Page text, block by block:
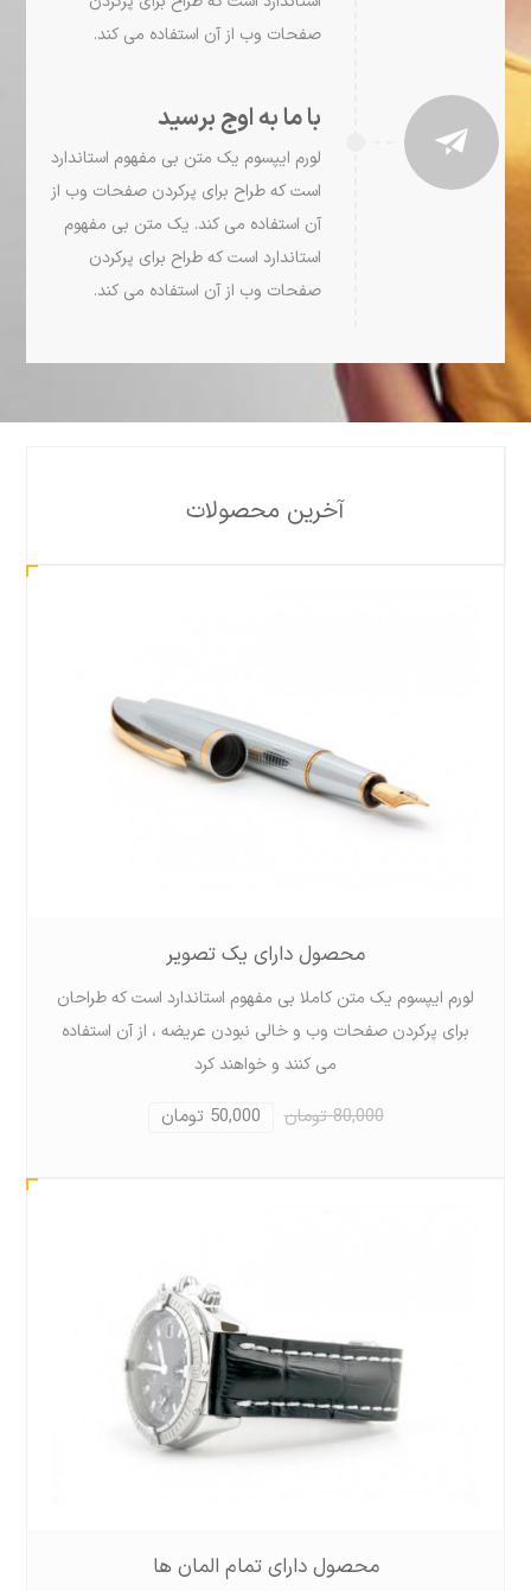
صفحات وب از آن استفاده می کند.
با ما به اوج برسید
لورم ايپسوم يک متن بی مفهوم استاندارد
است که طراح برای پرکردن صفحات وب از
آن استفاده می کند. يک متن بی مفهوم
استاندارد است که طراح برای پرکردن
صفحات وب از آن استفاده می کند.
آخرین محصولات
محصول دارای یک تصویر
لورم ايپسوم يک متن کاملا بی مفهوم استاندارد است که طراحان
برای پرکردن صفحات وب و خالی نبودن عریضه ، از آن استفاده
می کنند و خواهند کرد
80,000 تومان 50,000 تومان
محصول دارای تمام المان ها